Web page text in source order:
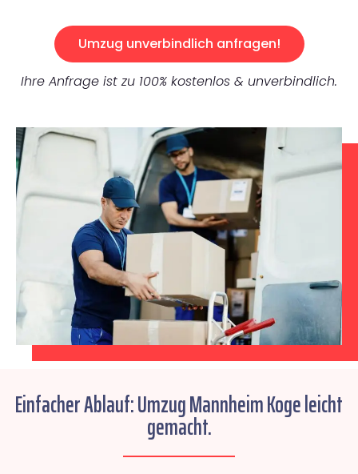
Umzug unverbindlich anfragen!
Ihre Anfrage ist zu 100% kostenlos & unverbindlich.
Einfacher Ablauf: Umzug Mannheim Koge leicht
gemacht.